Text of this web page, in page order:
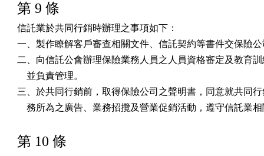
第 9 條
信託業於共同行銷時辦理之事項如下：
一、製作瞭解客戶審查相關文件、信託契約等書件交保險
二、向信託公會辦理保險業務人員之人員資格審定及教育
    並負責管理。
三、於共同行銷前，取得保險公司之聲明書，同意就共同
務所為之廣告、業務招攬及營業促銷活動，遵守信託業
第 10 條